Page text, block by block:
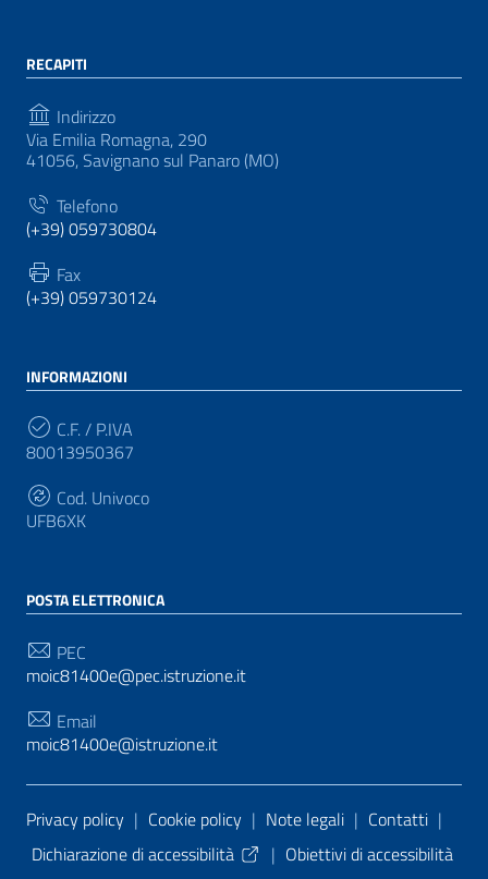
RECAPITI
Indirizzo
Via Emilia Romagna, 290
41056, Savignano sul Panaro (MO)
Telefono
(+39) 059730804
Fax
(+39) 059730124
INFORMAZIONI
C.F. / P.IVA
80013950367
Cod. Univoco
UFB6XK
POSTA ELETTRONICA
PEC
moic81400e@pec.istruzione.it
Email
moic81400e@istruzione.it
Sezione Link Utili
Privacy policy | Cookie policy | Note legali | Contatti |
Dichiarazione di accessibilità
| Obiettivi di accessibilità